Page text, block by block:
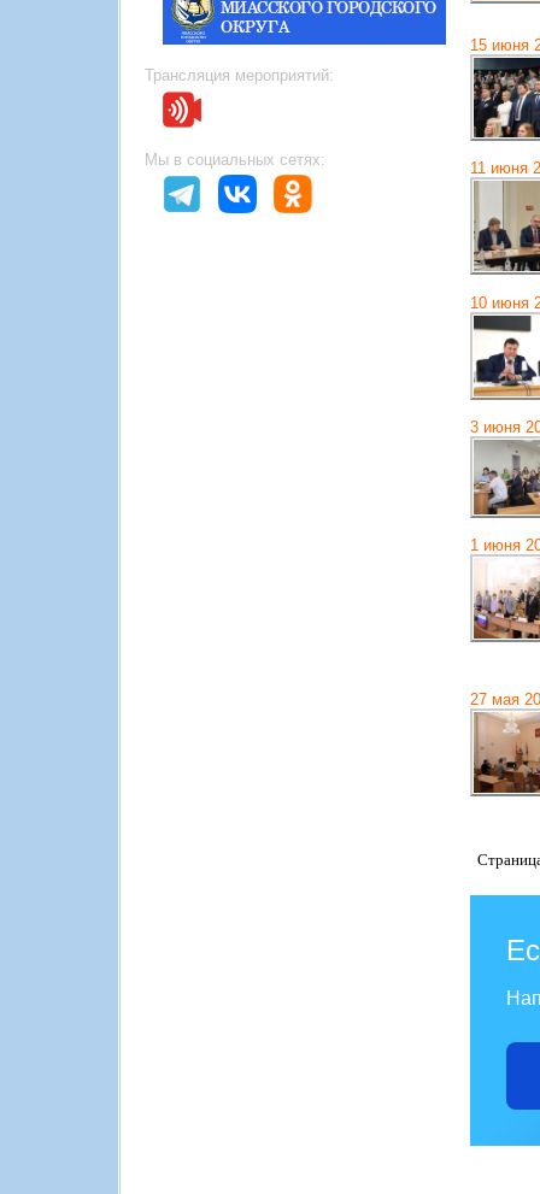
Трансляция мероприятий:
Мы в социальных сетях:
15 июня
11 июня
10 июня
3 июня
1 июня
27 мая